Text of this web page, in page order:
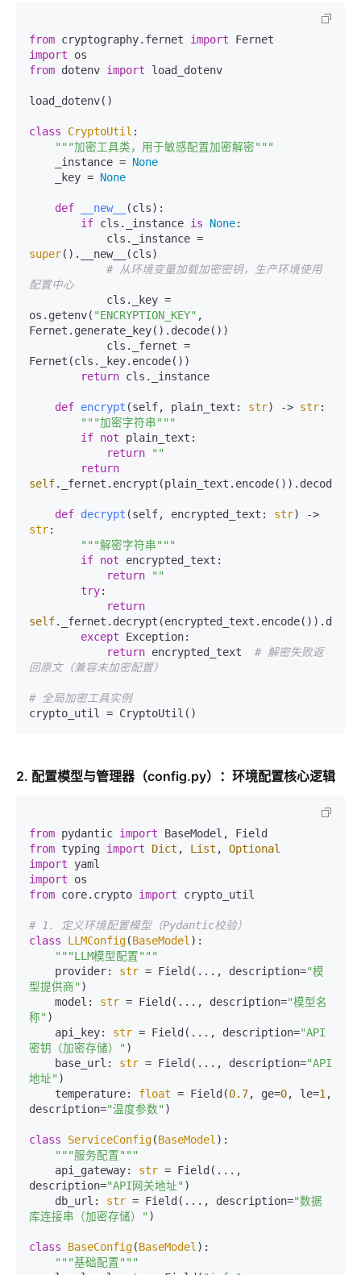
from cryptography.fernet import
import
from dotenv import load_dotenv
load_dotenv()
class CryptoUtil :
"""加密工具类，用于敏感配置加密解密"""
    _instance =
None
    _key =
None
def __new__ (cls):
if cls._instance is None:
super().__new__(cls)
# 从环境变量加载加密密钥，生产环境使用
配置中心
os.getenv( "ENCRYPTION_KEY" ,
Fernet.generate_key().decode())
Fernet(cls._key.encode())
return cls._instance
def encrypt (self, plain_text: str) -> str:
"""加密字符串"""
if not plain_text:
return
""
return
self._fernet.encrypt(plain_text.encode()).decode()
def decrypt (self, encrypted_text: str
str:
"""解密字符串"""
if not encrypted_text:
return
""
try:
return
self
except Exception:
return encrypted_text # 解密失败返
回原文（兼容未加密配置）
# 全局加密工具实例
2. 配置模型与管理器（config.py）：环境配置核心逻辑
from pydantic import
from typing import Dict , List , Optional
import
import
from core.crypto import crypto_util
# 1. 定义环境配置模型（Pydantic校验）
class
LLMConfig(BaseModel ):
"""LLM模型配置"""
    provider:
str = Field(..., description="模
型提供商" )
    model:
str = Field(..., description="模型名
称" )
    api_key:
str = Field(..., description="API
密钥（加密存储）" )
    base_url:
str = Field(..., description="API
地址" )
    temperature:
float = Field(0.7, ge=0, le=1 ,
description="温度参数" )
class ServiceConfig(BaseModel ):
"""服务配置"""
    api_gateway:
str = Field(...,
description="API网关地址" )
    db_url:
str = Field(..., description="数据
库连接串（加密存储）" )
class BaseConfig(BaseModel ):
"""基础配置"""